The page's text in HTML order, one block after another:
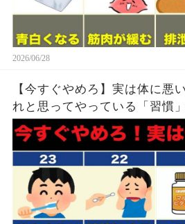
2026/06/28
【今すぐやめろ】実は体に悪
れと思ってやっている「習慣